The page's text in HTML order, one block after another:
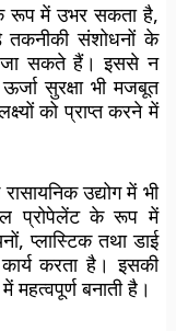
रूप में उभर सकता है,
तकनीकी संशोधनों के
जा सकते हैं। इससे न
सुरक्षा भी मजबूत
को प्राप्त करने में
उद्योग में भी
प्रोपेलेंट के रूप में
प्लास्टिक तथा डाई
करता है। इसकी
महत्वपूर्ण बनाती है।